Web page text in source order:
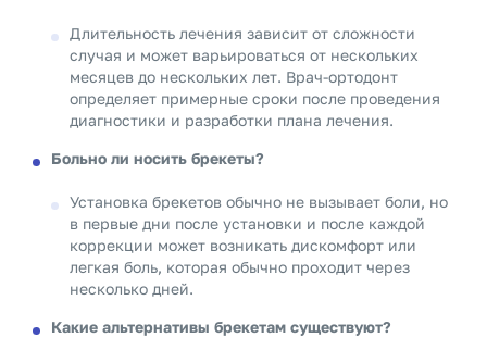
Длительность лечения зависит от сложности
случая и может варьироваться от нескольких
месяцев до нескольких лет. Врач-ортодонт
определяет примерные сроки после проведения
диагностики и разработки плана лечения.
Больно ли носить брекеты?
Установка брекетов обычно не вызывает боли, но
в первые дни после установки и после каждой
коррекции может возникать дискомфорт или
легкая боль, которая обычно проходит через
несколько дней.
Какие альтернативы брекетам существуют?